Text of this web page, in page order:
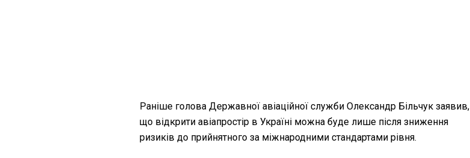
Раніше голова Державної авіаційної служби Олександр Більчук заявив,
що відкрити авіапростір в Україні можна буде лише після зниження
ризиків до прийнятного за міжнародними стандартами рівня.